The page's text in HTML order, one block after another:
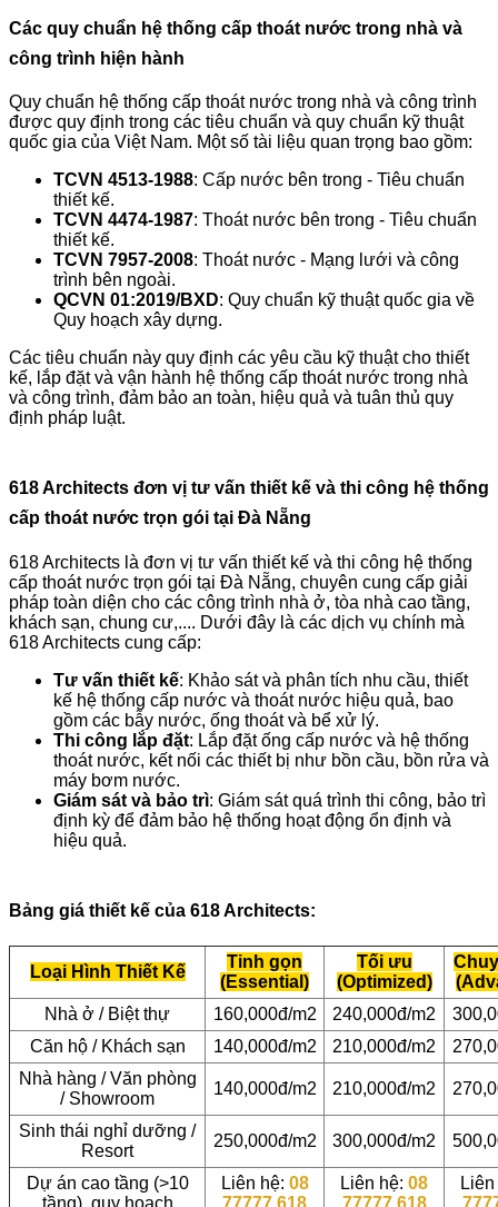
Các quy chuẩn hệ thống cấp thoát nước trong nhà và
công trình hiện hành
Quy chuẩn hệ thống cấp thoát nước trong nhà và công trình
được quy định trong các tiêu chuẩn và quy chuẩn kỹ thuật
quốc gia của Việt Nam. Một số tài liệu quan trọng bao gồm:
TCVN 4513-1988: Cấp nước bên trong - Tiêu chuẩn
thiết kế.
TCVN 4474-1987: Thoát nước bên trong - Tiêu chuẩn
thiết kế.
TCVN 7957-2008: Thoát nước - Mạng lưới và công
trình bên ngoài.
QCVN 01:2019/BXD: Quy chuẩn kỹ thuật quốc gia về
Quy hoạch xây dựng.
Các tiêu chuẩn này quy định các yêu cầu kỹ thuật cho thiết
kế, lắp đặt và vận hành hệ thống cấp thoát nước trong nhà
và công trình, đảm bảo an toàn, hiệu quả và tuân thủ quy
định pháp luật.
618 Architects đơn vị tư vấn thiết kế và thi công hệ thống
cấp thoát nước trọn gói tại Đà Nẵng
618 Architects là đơn vị tư vấn thiết kế và thi công hệ thống
cấp thoát nước trọn gói tại Đà Nẵng, chuyên cung cấp giải
pháp toàn diện cho các công trình nhà ở, tòa nhà cao tầng,
khách sạn, chung cư,.... Dưới đây là các dịch vụ chính mà
618 Architects cung cấp:
Tư vấn thiết kế: Khảo sát và phân tích nhu cầu, thiết
kế hệ thống cấp nước và thoát nước hiệu quả, bao
gồm các bẫy nước, ống thoát và bể xử lý.
Thi công lắp đặt: Lắp đặt ống cấp nước và hệ thống
thoát nước, kết nối các thiết bị như bồn cầu, bồn rửa và
máy bơm nước.
Giám sát và bảo trì: Giám sát quá trình thi công, bảo trì
định kỳ để đảm bảo hệ thống hoạt động ổn định và
hiệu quả.
Bảng giá thiết kế của 618 Architects:
Loại Hình Thiết Kế
Tinh gọn
(Essential)
Tối ưu
(Optimized)
Nhà ở / Biệt thự
160,000đ/m2 240,000đ/m2
Căn hộ / Khách sạn
140,000đ/m2 210,000đ/m2
Nhà hàng / Văn phòng
/ Showroom
140,000đ/m2 210,000đ/m2
Sinh thái nghỉ dưỡng /
Resort
250,000đ/m2 300,000đ/m2
Dự án cao tầng (>10
tầng), quy hoạch
Liên hệ: 08
77777 618
Liên hệ: 08
77777 618